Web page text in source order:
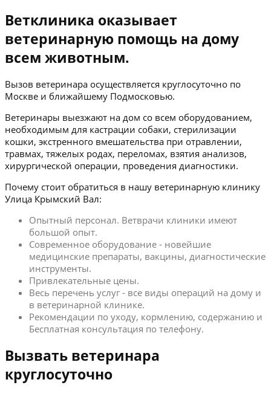
Ветклиника оказывает
ветеринарную помощь на дому
всем животным.
Вызов ветеринара осуществляется круглосуточно по
Москве и ближайшему Подмосковью.
Ветеринары выезжают на дом со всем оборудованием,
необходимым для кастрации собаки, стерилизации
кошки, экстренного вмешательства при отравлении,
травмах, тяжелых родах, переломах, взятия анализов,
хирургической операции, проведения диагностики.
Почему стоит обратиться в нашу ветеринарную клинику
Улица Крымский Вал:
Опытный персонал. Ветврачи клиники имеют
большой опыт.
Современное оборудование - новейшие
медицинские препараты, вакцины, диагностические
инструменты.
Привлекательные цены.
Весь перечень услуг - все виды операций на дому и
в ветеринарной клинике.
Рекомендации по уходу, кормлению, содержанию и
Бесплатная консультация по телефону.
Вызвать ветеринара
круглосуточно